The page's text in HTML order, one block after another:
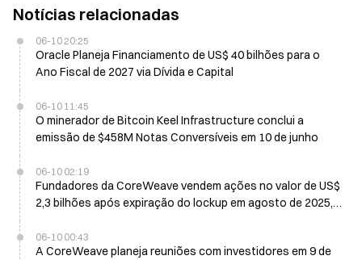
Notícias relacionadas
06-10 20:25
Oracle Planeja Financiamento de US$ 40 bilhões para o
Ano Fiscal de 2027 via Dívida e Capital
06-10 11:45
O minerador de Bitcoin Keel Infrastructure conclui a
emissão de $458M Notas Conversíveis em 10 de junho
06-10 02:19
Fundadores da CoreWeave vendem ações no valor de US$
2,3 bilhões após expiração do lockup em agosto de 2025,
06-10 00:43
A CoreWeave planeja reuniões com investidores em 9 de